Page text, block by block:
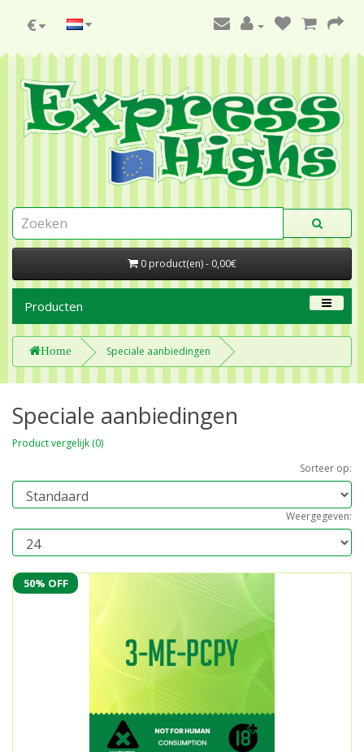
€
0 product(en) - 0,00€
Producten
Home Speciale aanbiedingen
Speciale aanbiedingen
Product vergelijk (0)
Sorteer op:
Weergegeven:
50% OFF